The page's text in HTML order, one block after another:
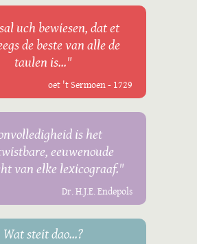
uch bewiesen, dat et
de beste van alle de
taulen is..."
oet 't Sermoen - 1729
is het
eeuwenoude
van elke lexicograaf."
Dr. H.J.E. Endepols
Wat steit dao...?